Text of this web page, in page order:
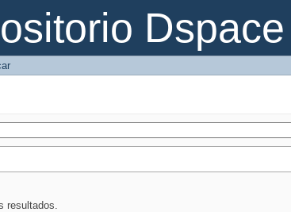
Dspace
resultados.